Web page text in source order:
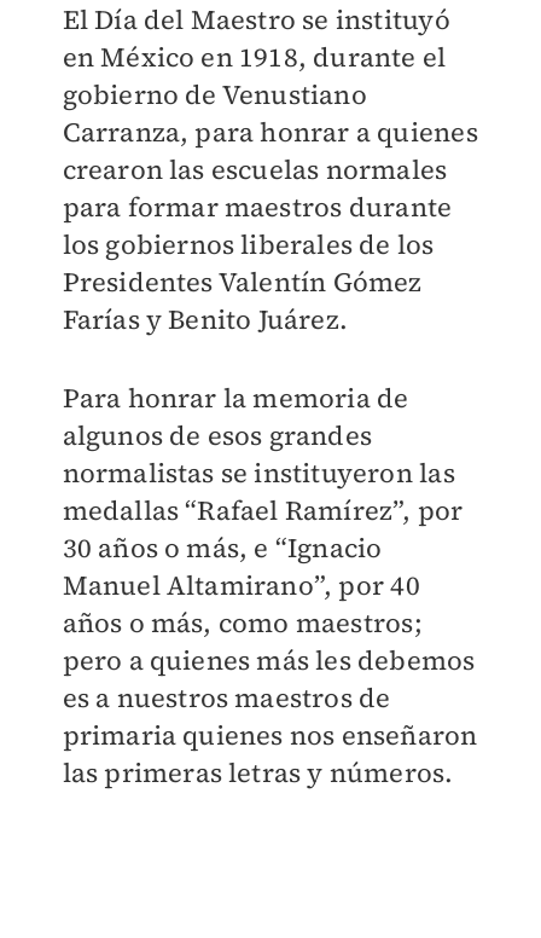
El Día del Maestro se instituyó
en México en 1918, durante el
gobierno de Venustiano
Carranza, para honrar a quienes
crearon las escuelas normales
para formar maestros durante
los gobiernos liberales de los
Presidentes Valentín Gómez
Farías y Benito Juárez.
Para honrar la memoria de
algunos de esos grandes
normalistas se instituyeron las
medallas “Rafael Ramírez”, por
30 años o más, e “Ignacio
Manuel Altamirano”, por 40
años o más, como maestros;
pero a quienes más les debemos
es a nuestros maestros de
primaria quienes nos enseñaron
las primeras letras y números.